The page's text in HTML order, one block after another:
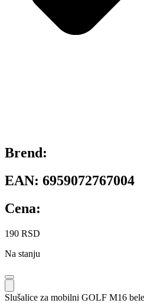
Brend:
EAN: 6959072767004
Cena:
190 RSD
Na stanju
Slušalice za mobilni GOLF M16